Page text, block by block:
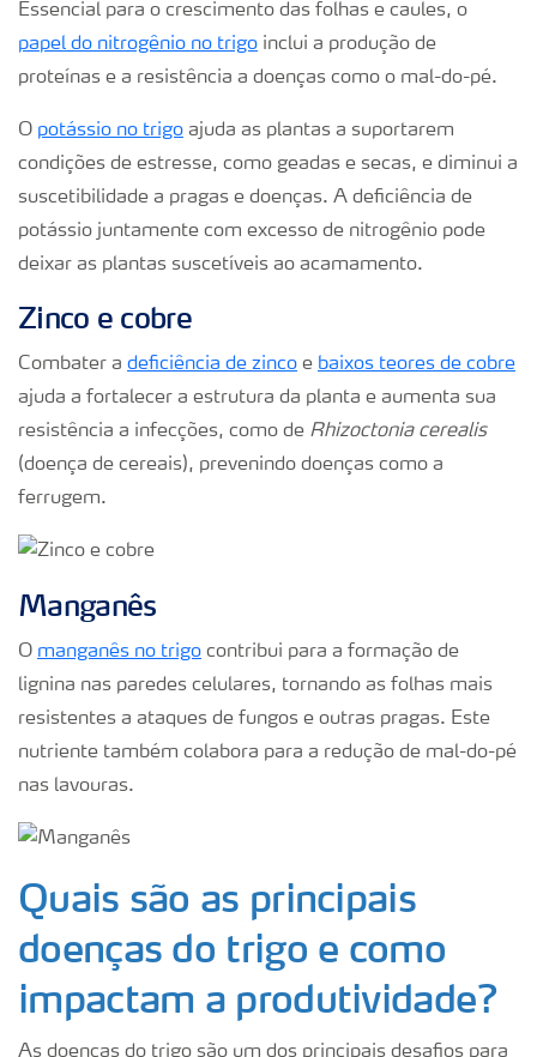
Essencial para o crescimento das folhas e caules, o
papel do nitrogênio no trigo inclui a produção de
proteínas e a resistência a doenças como o mal-do-pé.
O potássio no trigo ajuda as plantas a suportarem
condições de estresse, como geadas e secas, e diminui a
suscetibilidade a pragas e doenças. A deficiência de
potássio juntamente com excesso de nitrogênio pode
deixar as plantas suscetíveis ao acamamento.
Zinco e cobre
Combater a deficiência de zinco e baixos teores de cobre
ajuda a fortalecer a estrutura da planta e aumenta sua
resistência a infecções, como de Rhizoctonia cerealis
(doença de cereais), prevenindo doenças como a
ferrugem.
Manganês
O manganês no trigo contribui para a formação de
lignina nas paredes celulares, tornando as folhas mais
resistentes a ataques de fungos e outras pragas. Este
nutriente também colabora para a redução de mal-do-pé
nas lavouras.
Quais são as principais
doenças do trigo e como
impactam a produtividade?
As doenças do trigo são um dos principais desafios para